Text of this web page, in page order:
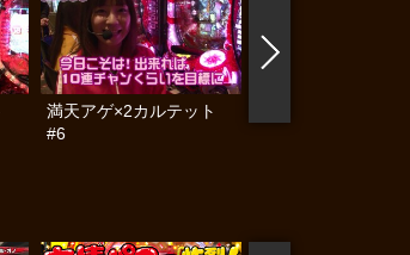
満天アゲ×2カルテット
#6